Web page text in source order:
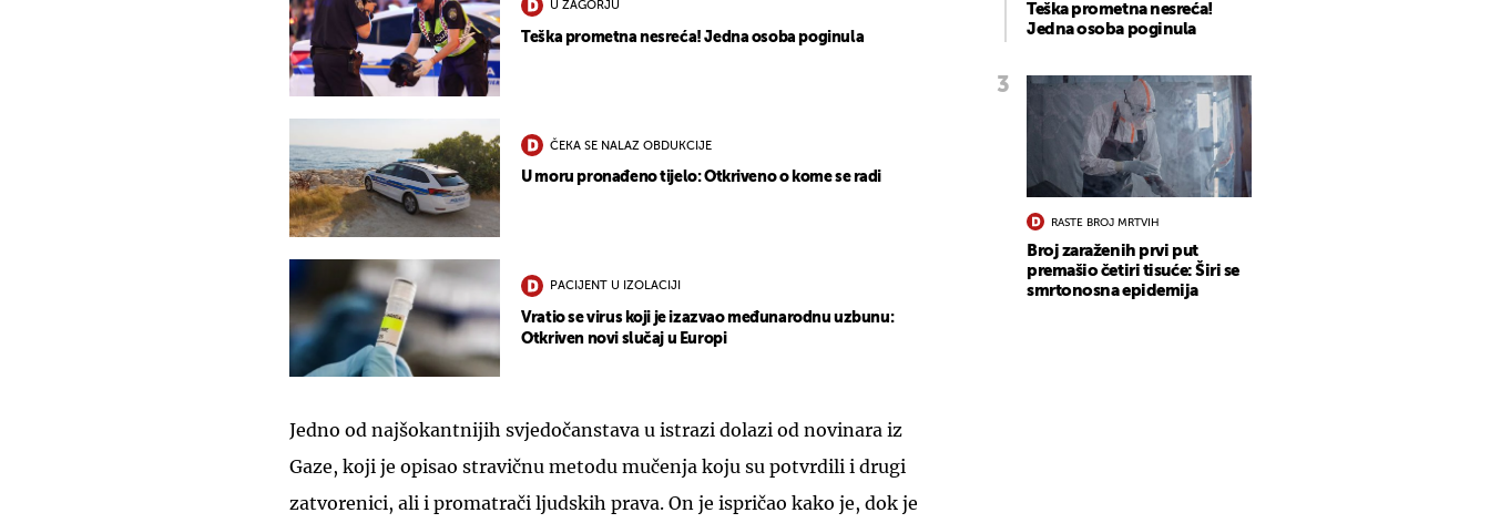
U ZAGORJU
Teška prometna nesreća! Jedna osoba poginula
ČEKA SE NALAZ OBDUKCIJE
U moru pronađeno tijelo: Otkriveno o kome se radi
PACIJENT U IZOLACIJI
Vratio se virus koji je izazvao međunarodnu uzbunu:
Otkriven novi slučaj u Europi
Jedno od najšokantnijih svjedočanstava u istrazi dolazi od novinara iz
Gaze, koji je opisao stravičnu metodu mučenja koju su potvrdili i drugi
zatvorenici, ali i promatrači ljudskih prava. On je ispričao kako je, dok je
Teška prometna nesreća!
Jedna osoba poginula
RASTE BROJ MRTVIH
Broj zaraženih prvi put
premašio četiri tisuće: Širi se
smrtonosna epidemija